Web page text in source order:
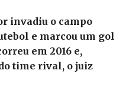
invadiu o campo
e marcou um gol
em 2016 e,
time rival, o juiz